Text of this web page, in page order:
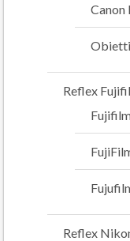
Canon
Reflex
Reflex